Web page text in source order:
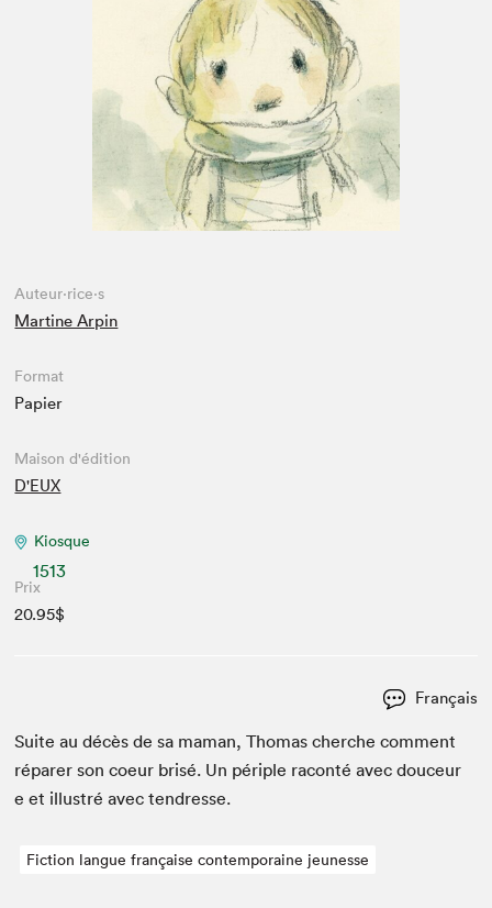
Auteur·rice·s
Martine Arpin
Format
Papier
Maison d'édition
D'EUX
Kiosque
1513
Prix
20.95$
Français
Suite au décès de sa maman, Thomas cherche com­ment
répar­er son coeur brisé. Un périple racon­té avec douceur
e et illus­tré avec tendresse.
Fiction langue française contemporaine jeunesse